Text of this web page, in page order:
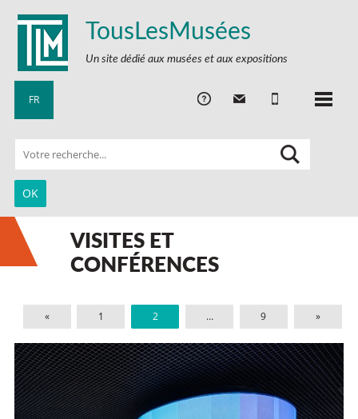
TousLesMusées
Un site dédié aux musées et aux expositions
FR
VISITES ET
CONFÉRENCES
« 1 2 … 9 »